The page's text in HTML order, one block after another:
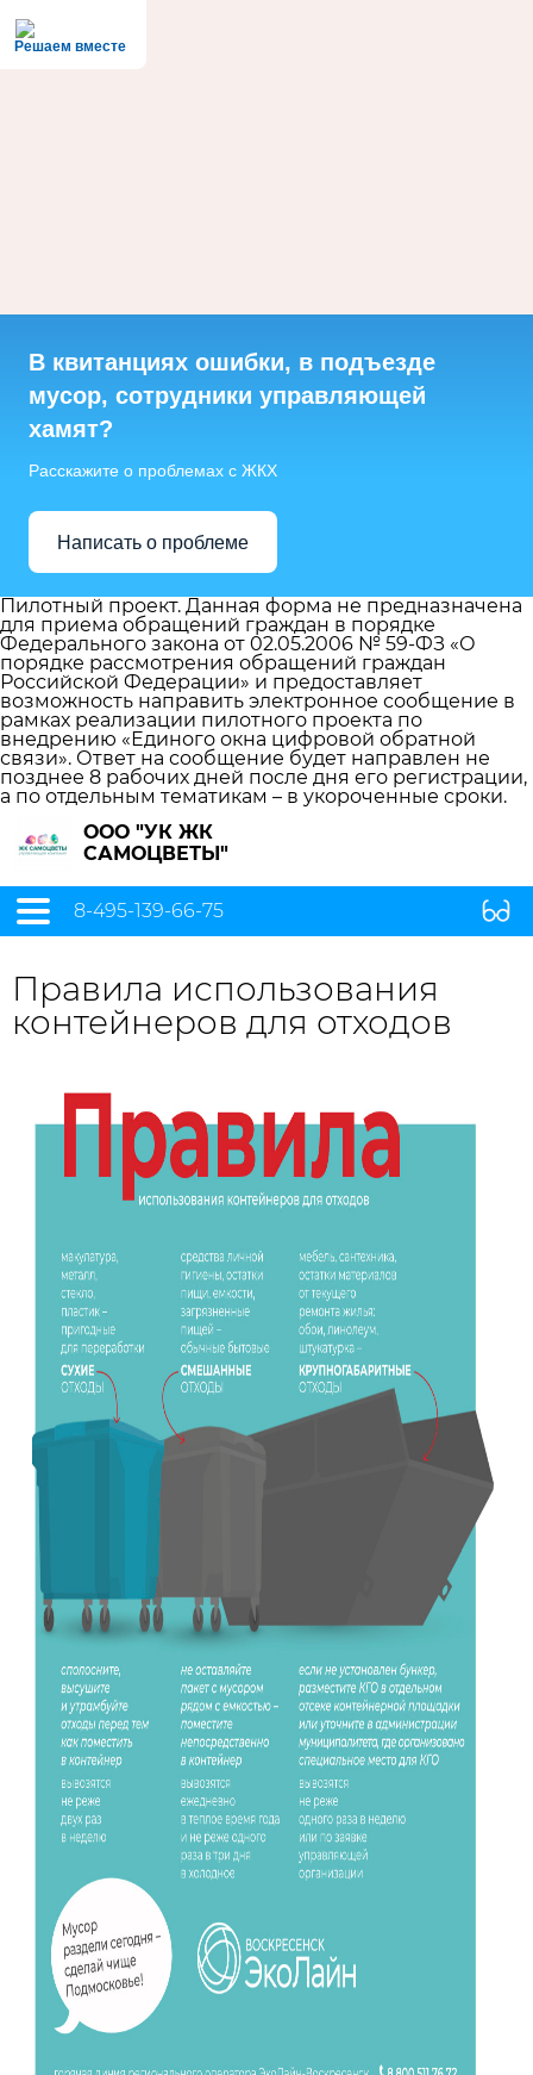
Решаем вместе
В квитанциях ошибки, в подъезде
мусор, сотрудники управляющей
хамят?
Расскажите о проблемах с ЖКХ
Написать о проблеме
Пилотный проект. Данная форма не предназначена
для приема обращений граждан в порядке
Федерального закона от 02.05.2006 № 59-ФЗ «О
порядке рассмотрения обращений граждан
Российской Федерации» и предоставляет
возможность направить электронное сообщение в
рамках реализации пилотного проекта по
внедрению «Единого окна цифровой обратной
связи». Ответ на сообщение будет направлен не
позднее 8 рабочих дней после дня его регистрации,
а по отдельным тематикам – в укороченные сроки.
ООО "УК ЖК
САМОЦВЕТЫ"
8-495-139-66-75
Правила использования
контейнеров для отходов